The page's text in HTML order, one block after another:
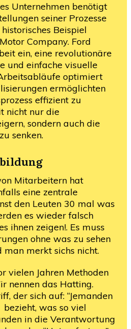
Unternehmen benötigt
seiner Prozesse
Beispiel
Company. Ford
ein, eine revolutionäre
und einfache visuelle
optimiert
ermöglichten
effizient zu
nicht nur die
sondern auch die
senken.
Mitarbeitern hat
eine zentrale
den Leuten 30 mal was
es wieder falsch
ihnen zeigen!. Es muss
ohne was zu sehen
man merkt sichs nicht.
vielen Jahren Methoden
nennen das Hatting.
der sich auf: “Jemanden
was so viel
in die Verantwortung